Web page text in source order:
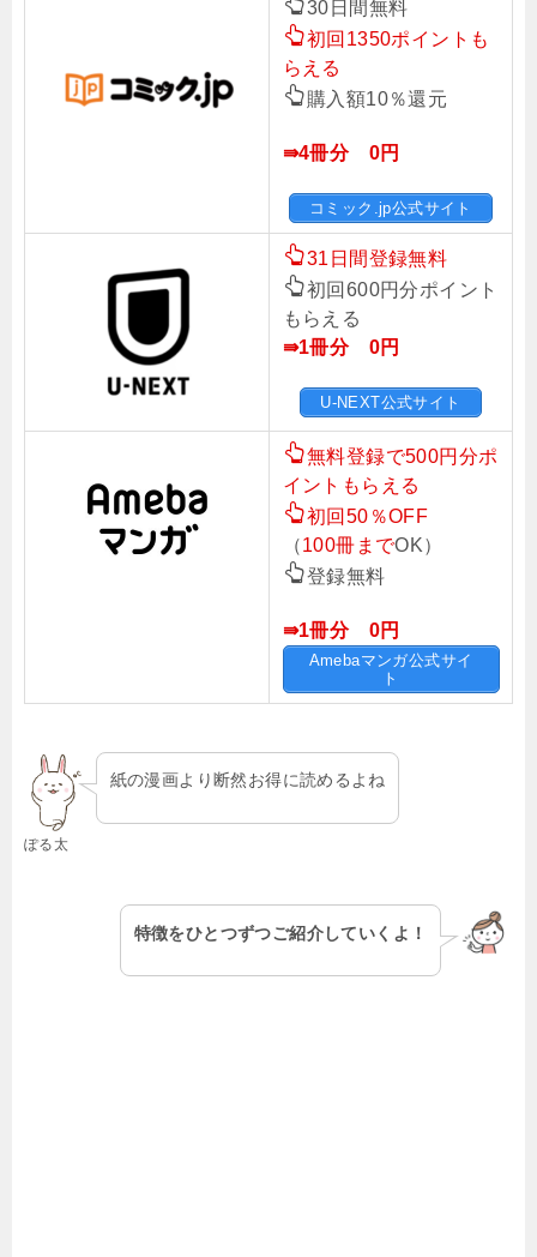
30日間無料
初回1350ポイントも
らえる
購入額10％還元
⇛4冊分 0円
コミック.jp公式サイト
31日間登録無料
初回600円分ポイント
もらえる
⇛1冊分 0円
U-NEXT公式サイト
無料登録で500円分ポ
イントもらえる
初回50％OFF
（100冊までOK）
登録無料
⇛1冊分 0円
Amebaマンガ公式サイ
ト
ぽる太
紙の漫画より断然お得に読めるよね
特徴をひとつずつご紹介していくよ！